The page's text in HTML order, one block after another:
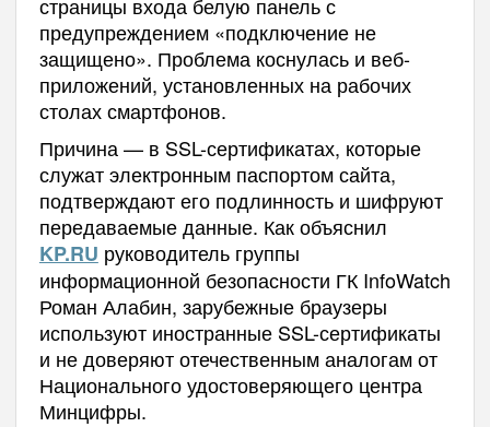
предупреждением «подключение не
защищено». Проблема коснулась и веб-
приложений, установленных на рабочих
столах смартфонов.
Причина — в SSL-сертификатах, которые
служат электронным паспортом сайта,
подтверждают его подлинность и шифруют
передаваемые данные. Как объяснил
KP.RU руководитель группы
информационной безопасности ГК InfoWatch
Роман Алабин, зарубежные браузеры
используют иностранные SSL-сертификаты
и не доверяют отечественным аналогам от
Национального удостоверяющего центра
Минцифры.